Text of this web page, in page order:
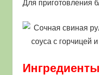
Для приготовления
Ингредиенты